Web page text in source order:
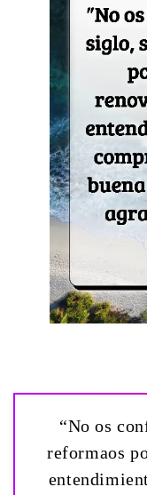
“No os
reformaos